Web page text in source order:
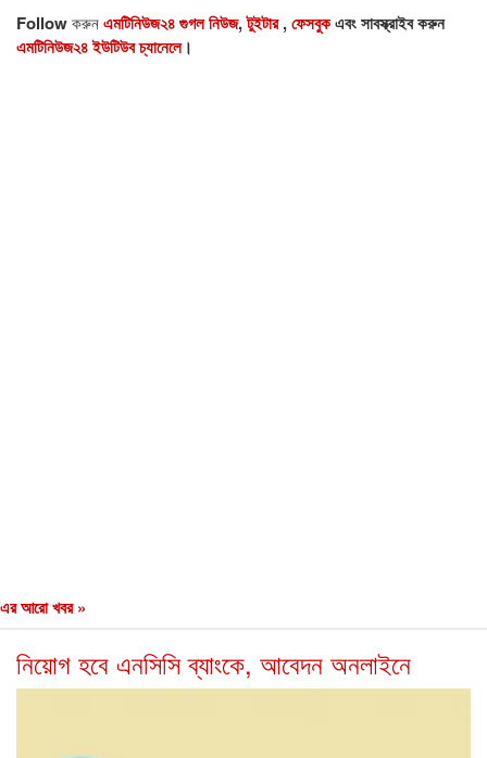
Followকরুনএমটিনিউজ২৪ গুগল নিউজ,টুইটার,ফেসবুকএবং সাবস্ক্রাইব করুন
এমটিনিউজ২৪ ইউটিউব চ্যানেলে।
এর আরো খবর »
নিয়োগ হবে এনসিসি ব্যাংকে, আবেদন অনলাইনে